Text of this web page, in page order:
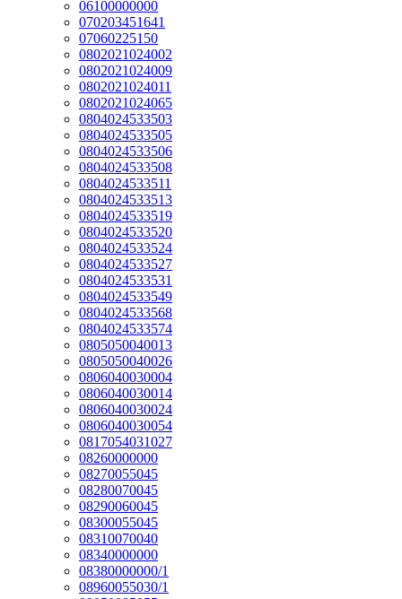
06100000000
070203451641
07060225150
0802021024002
0802021024009
0802021024011
0802021024065
0804024533503
0804024533505
0804024533506
0804024533508
0804024533511
0804024533513
0804024533519
0804024533520
0804024533524
0804024533527
0804024533531
0804024533549
0804024533568
0804024533574
0805050040013
0805050040026
0806040030004
0806040030014
0806040030024
0806040030054
0817054031027
08260000000
08270055045
08280070045
08290060045
08300055045
08310070040
08340000000
08380000000/1
08960055030/1